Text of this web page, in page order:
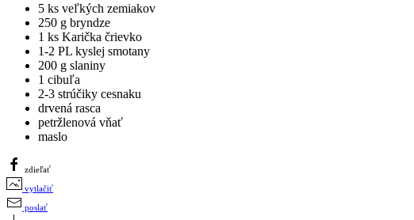
5 ks veľkých zemiakov
250 g bryndze
1 ks Karička črievko
1-2 PL kyslej smotany
200 g slaniny
1 cibuľa
2-3 strúčiky cesnaku
drvená rasca
petržlenová vňať
maslo
zdieľať
vytlačiť
poslať